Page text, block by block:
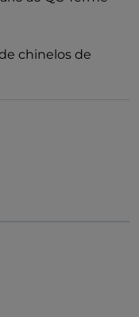
chinelos de